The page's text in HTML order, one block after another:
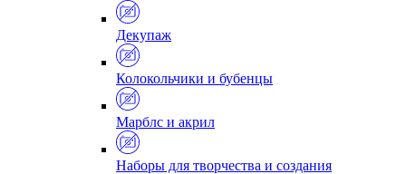
Декупаж
Колокольчики и бубенцы
Марблс и акрил
Наборы для творчества и создания